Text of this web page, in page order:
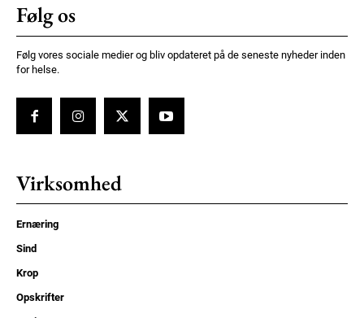
Følg os
Følg vores sociale medier og bliv opdateret på de seneste nyheder inden
for helse.
Virksomhed
Ernæring
Sind
Krop
Opskrifter